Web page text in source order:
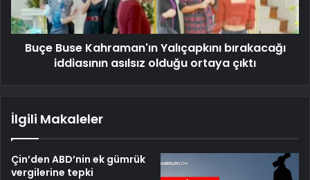
Buçe Buse Kahraman'ın Yalıçapkını bırakacağı
iddiasının asılsız olduğu ortaya çıktı
İlgili Makaleler
Çin’den ABD’nin ek gümrük
vergilerine tepki